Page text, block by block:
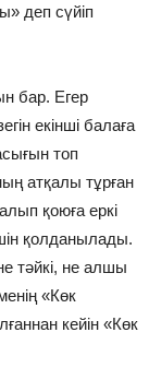
деп сүйіп
бар. Егер
екінші балаға
топ
атқалы тұрған
қоюға еркі
қолданылады.
тәйкі, не алшы
«Көк
кейін «Көк